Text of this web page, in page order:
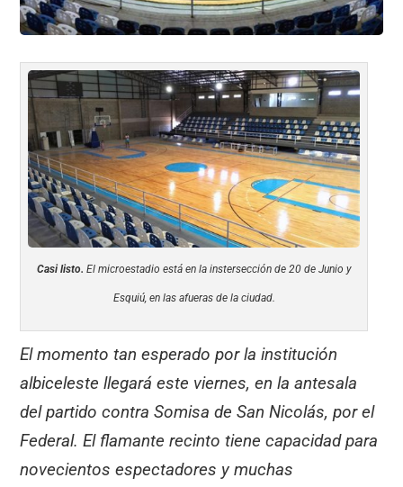
Casi listo. El microestadio está en la instersección de 20 de Junio y
Esquiú, en las afueras de la ciudad.
El momento tan esperado por la institución
albiceleste llegará este viernes, en la antesala
del partido contra Somisa de San Nicolás, por el
Federal. El flamante recinto tiene capacidad para
novecientos espectadores y muchas